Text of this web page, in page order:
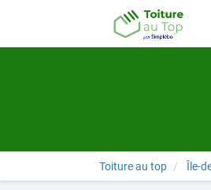
Toiture au top Île-